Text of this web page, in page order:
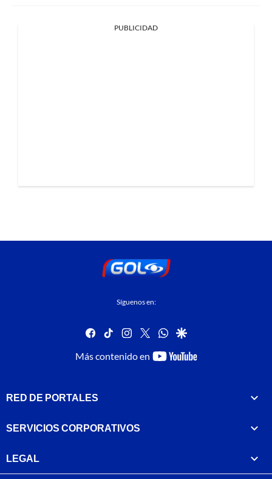
PUBLICIDAD
Síguenos en:
facebook
tiktok instagram
twitterwhatsapp
google
Más contenido en
youtube-
RED DE PORTALES
SERVICIOS CORPORATIVOS
LEGAL